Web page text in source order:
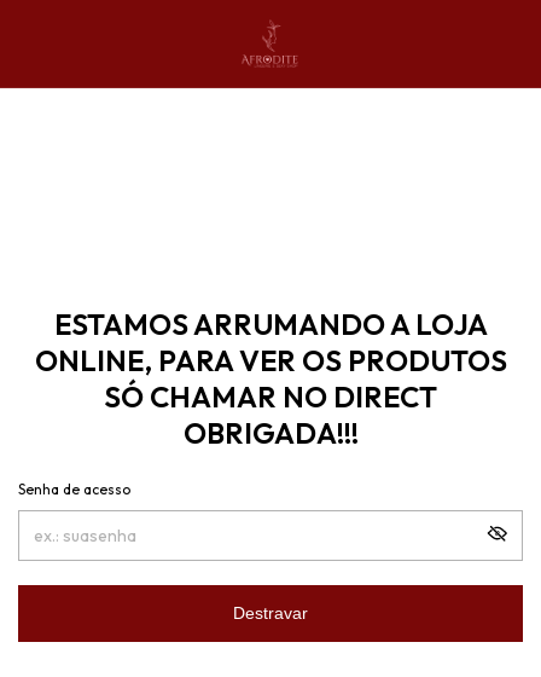
ESTAMOS ARRUMANDO A LOJA
ONLINE, PARA VER OS PRODUTOS
SÓ CHAMAR NO DIRECT
OBRIGADA!!!
Senha de acesso
Destravar